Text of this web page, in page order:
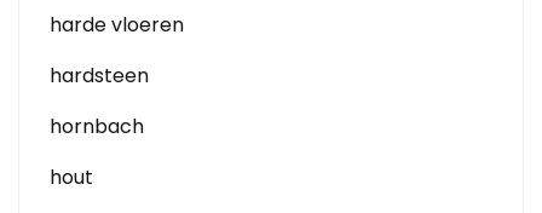
harde vloeren
hardsteen
hornbach
hout